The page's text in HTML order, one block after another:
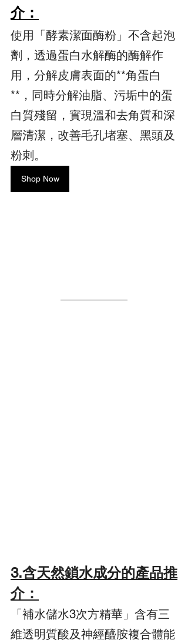
介：
使用「酵素潔面酶粉」不含起泡
劑，透過蛋白水解酶的酶解作
用，分解皮膚表面的**角蛋白
**，同時分解油脂、污垢中的蛋
白質殘留，實現溫和去角質和深
層清潔，改善毛孔堵塞、黑頭及
粉刺。
Shop Now
3.含天然鎖水成分的產品推
介：
「補水儲水3次方精華」含有三
維透明質酸及神經醯胺複合體能